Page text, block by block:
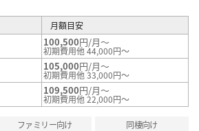
月額目安
100,500円/月～
初期費用他 44,000円～
105,000円/月～
初期費用他 33,000円～
109,500円/月～
初期費用他 22,000円～
ファミリー向け
同棲向け